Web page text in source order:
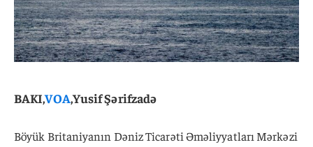
BAKI,VOA,Yusif Şərifzadə
Böyük Britaniyanın Dəniz Ticarəti Əməliyyatları Mərkəzi